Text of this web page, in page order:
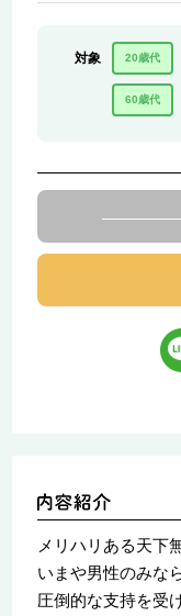
対象 20歳代
60歳代
メリハリある天下
いまや男性のみな
圧倒的な支持を受